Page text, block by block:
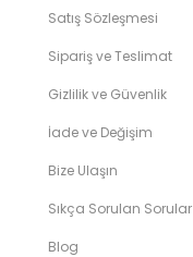
Satış Sözleşmesi
Sipariş ve Teslimat
Gizlilik ve Güvenlik
İade ve Değişim
Bize Ulaşın
Sıkça Sorulan Sorular
Blog